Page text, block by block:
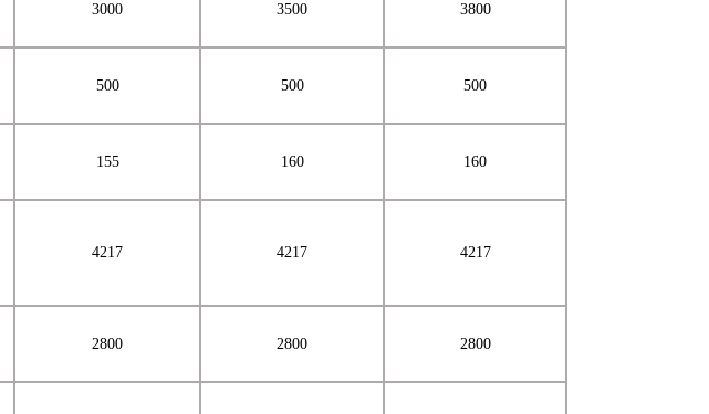
3000 3500 3800
500 500 500
155 160 160
4217 4217 4217
2800 2800 2800